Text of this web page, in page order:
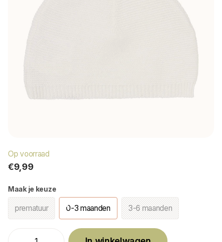
Op voorraad
€9,99
Maak je keuze
prematuur 0-3 maanden 3-6 maanden